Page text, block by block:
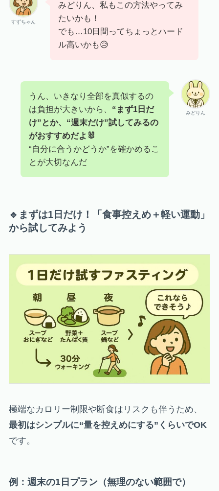
すずちゃん
みどりん、私もこの方法やってみ
たいかも！
でも…10日間ってちょっとハード
ル高いかも😥
みどりん
うん、いきなり全部を真似するの
は負担が大きいから、 “まず1日だ
け”とか、“週末だけ”試してみるの
がおすすめだよ🐰
“自分に合うかどうか”を確かめるこ
とが大切なんだ
🔹まずは1日だけ！「食事控えめ＋軽い運動」
から試してみよう
極端なカロリー制限や断食はリスクも伴うため、
最初はシンプルに“量を控えめにする”くらいでOK
です。
例：週末の1日プラン（無理のない範囲で）